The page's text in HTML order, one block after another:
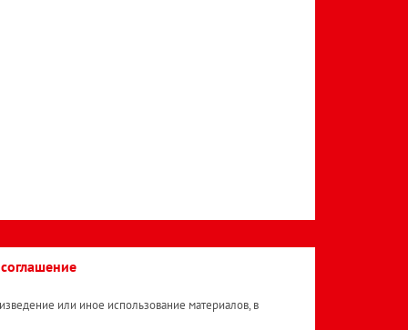
или иное использование материалов, в